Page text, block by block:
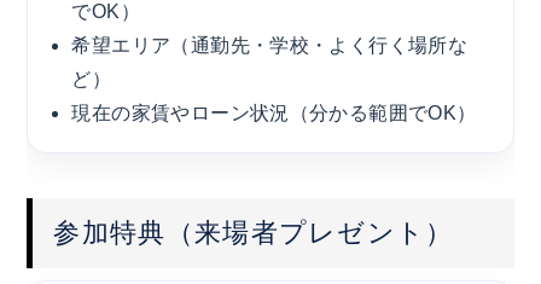
でOK）
希望エリア（通勤先・学校・よく行く場所な
ど）
現在の家賃やローン状況（分かる範囲でOK）
参加特典（来場者プレゼント）